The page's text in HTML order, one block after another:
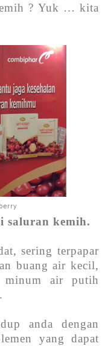
? Yuk … kita
saluran kemih.
sering terpapar
buang air kecil,
air putih
anda dengan
yang dapat